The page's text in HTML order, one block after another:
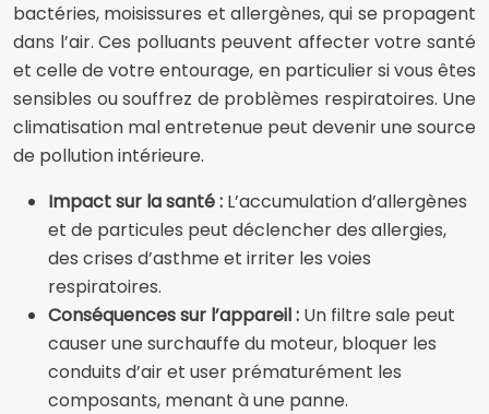
bactéries, moisissures et allergènes, qui se propagent
dans l’air. Ces polluants peuvent affecter votre santé
et celle de votre entourage, en particulier si vous êtes
sensibles ou souffrez de problèmes respiratoires. Une
climatisation mal entretenue peut devenir une source
de pollution intérieure.
Impact sur la santé : L’accumulation d’allergènes
et de particules peut déclencher des allergies,
des crises d’asthme et irriter les voies
respiratoires.
Conséquences sur l’appareil : Un filtre sale peut
causer une surchauffe du moteur, bloquer les
conduits d’air et user prématurément les
composants, menant à une panne.